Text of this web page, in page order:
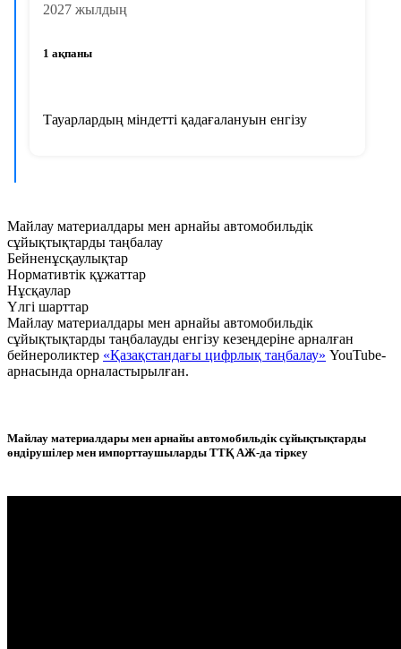
2027 жылдың
1 ақпаны
Тауарлардың міндетті қадағалануын енгізу
Майлау материалдары мен арнайы автомобильдік
сұйықтықтарды таңбалау
Бейненұсқаулықтар
Нормативтік құжаттар
Нұсқаулар
Үлгі шарттар
Майлау материалдары мен арнайы автомобильдік
сұйықтықтарды таңбалауды енгізу кезеңдеріне арналған
бейнероликтер «Қазақстандағы цифрлық таңбалау» YouTube-
арнасында орналастырылған.
Майлау материалдары мен арнайы автомобильдік сұйықтықтарды
өндірушілер мен импорттаушыларды ТТҚ АЖ-да тіркеу